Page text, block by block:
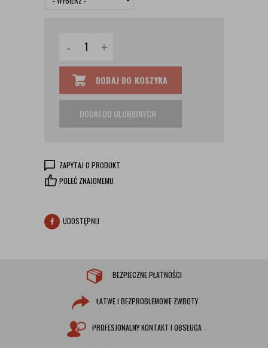
- +
DODAJ DO KOSZYKA
DODAJ DO ULUBIONYCH
ZAPYTAJ O PRODUKT
POLEĆ ZNAJOMEMU
UDOSTĘPNIJ
BEZPIECZNE PŁATNOŚCI
ŁATWE I BEZPROBLEMOWE ZWROTY
PROFESJONALNY KONTAKT I OBSŁUGA